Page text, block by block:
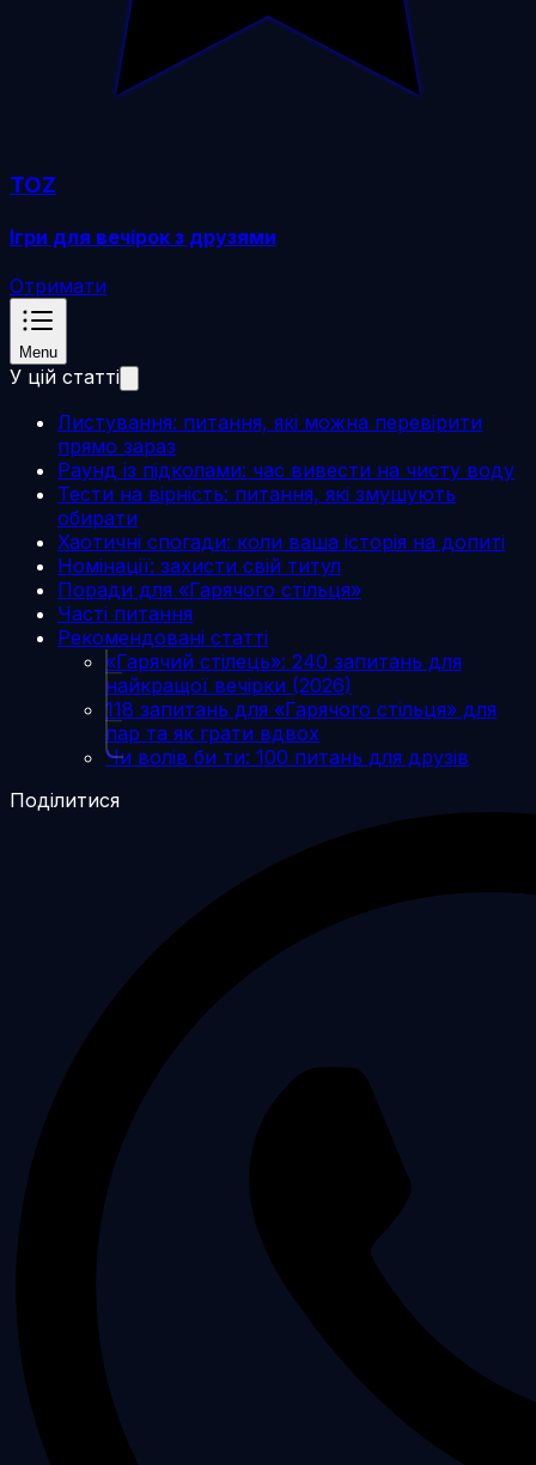
TOZ
Ігри для вечірок з друзями
Отримати
Menu
У цій статті
Листування: питання, які можна перевірити
прямо зараз
Раунд із підколами: час вивести на чисту воду
Тести на вірність: питання, які змушують
обирати
Хаотичні спогади: коли ваша історія на допиті
Номінації: захисти свій титул
Поради для «Гарячого стільця»
Часті питання
Рекомендовані статті
«Гарячий стілець»: 240 запитань для
найкращої вечірки (2026)
118 запитань для «Гарячого стільця» для
пар та як грати вдвох
Чи волів би ти: 100 питань для друзів
Поділитися